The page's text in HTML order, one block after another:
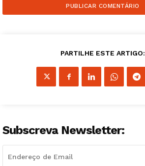
PARTILHE ESTE ARTIGO:
Subscreva Newsletter: